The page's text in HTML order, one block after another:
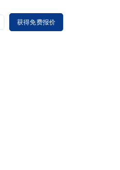
获得免费报价